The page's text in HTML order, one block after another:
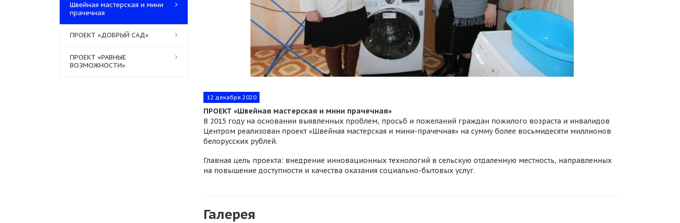
Швейная мастерская и мини
прачечная
ПРОЕКТ «ДОБРЫЙ САД»
ПРОЕКТ «РАВНЫЕ
ВОЗМОЖНОСТИ»
12 декабря 2020
ПРОЕКТ «Швейная мастерская и мини прачечная»
В 2015 году на основании выявленных проблем, просьб и пожеланий граждан пожилого возраста и инвалидов
Центром реализован проект «Швейная мастерская и мини-прачечная» на сумму более восьмидесяти миллионов
белорусских рублей.
Главная цель проекта: внедрение инновационных технологий в сельскую отдаленную местность, направленных
на повышение доступности и качества оказания социально-бытовых услуг.
Галерея